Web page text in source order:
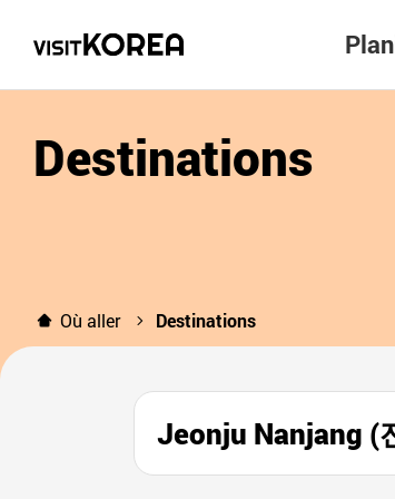
Destinations
Où aller Destinations
Jeonju Nanjang (